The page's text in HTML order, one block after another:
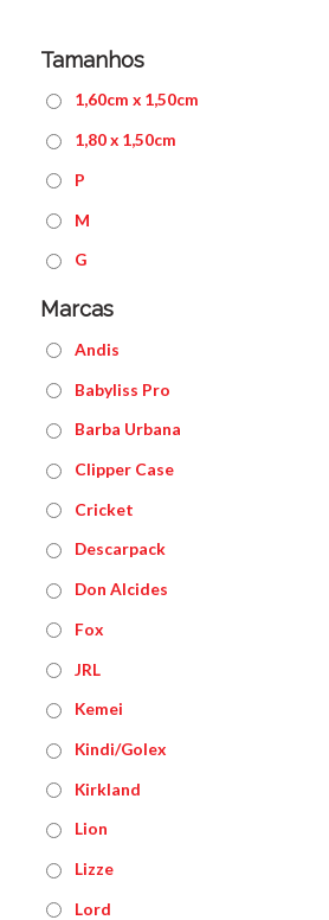
Tamanhos
1,60cm x 1,50cm
1,80 x 1,50cm
P
M
G
Marcas
Andis
Babyliss Pro
Barba Urbana
Clipper Case
Cricket
Descarpack
Don Alcides
Fox
JRL
Kemei
Kindi/Golex
Kirkland
Lion
Lizze
Lord